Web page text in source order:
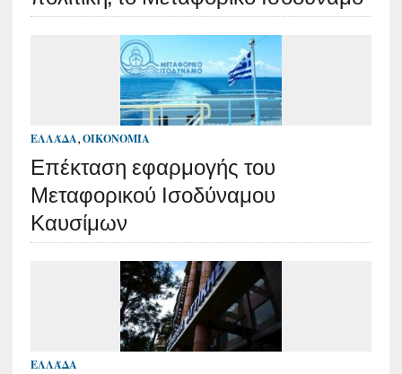
ΕΛΛΆΔΑ, ΟΙΚΟΝΟΜΊΑ
Επέκταση εφαρμογής του
Μεταφορικού Ισοδύναμου
Καυσίμων
ΕΛΛΆΔΑ